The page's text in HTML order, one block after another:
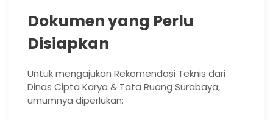
Dokumen yang Perlu
Disiapkan
Untuk mengajukan Rekomendasi Teknis dari
Dinas Cipta Karya & Tata Ruang Surabaya,
umumnya diperlukan: